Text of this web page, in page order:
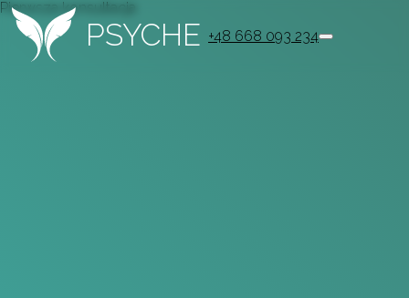
PSYCHE +48 668 093 234
Pierwsza konsultacja